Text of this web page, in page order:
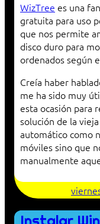
WizTree es una
gratuita para uso
que nos permite
disco duro para
ordenados según
Creía haber
me ha sido muy
esta ocasión para
solución de la
automático como
móviles sino que
manualmente